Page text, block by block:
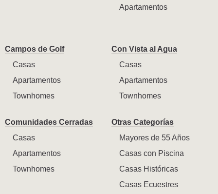
Apartamentos
Campos de Golf
Casas
Apartamentos
Townhomes
Con Vista al Agua
Casas
Apartamentos
Townhomes
Comunidades Cerradas
Casas
Apartamentos
Townhomes
Otras Categorías
Mayores de 55 Años
Casas con Piscina
Casas Históricas
Casas Ecuestres